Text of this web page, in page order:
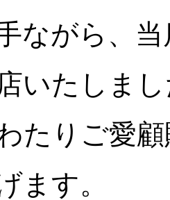
ながら、
いたしま
たりご愛
ます。